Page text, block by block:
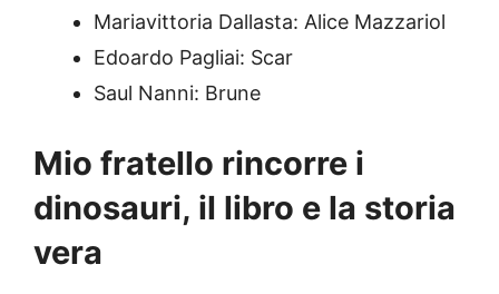
Mariavittoria Dallasta: Alice Mazzariol
Edoardo Pagliai: Scar
Saul Nanni: Brune
Mio fratello rincorre i
dinosauri, il libro e la storia
vera